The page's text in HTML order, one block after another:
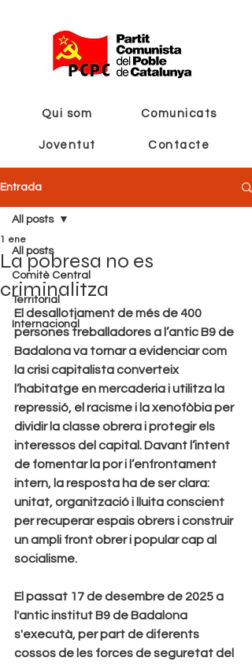
Qui som Comunicats
Joventut Contacte
Entrada
All posts
Comitè Central
Territorial
Internacional
All posts
La pobresa no es
criminalitza
1 ene
El desallotjament de més de 400
persones treballadores a l’antic B9 de
Badalona va tornar a evidenciar com
la crisi capitalista converteix
l’habitatge en mercaderia i utilitza la
repressió, el racisme i la xenofòbia per
dividir la classe obrera i protegir els
interessos del capital. Davant l’intent
de fomentar la por i l’enfrontament
intern, la resposta ha de ser clara:
unitat, organització i lluita conscient
per recuperar espais obrers i construir
un ampli front obrer i popular cap al
socialisme.
El passat 17 de desembre de 2025 a
l'antic institut B9 de Badalona
s'executà, per part de diferents
cossos de les forces de seguretat del